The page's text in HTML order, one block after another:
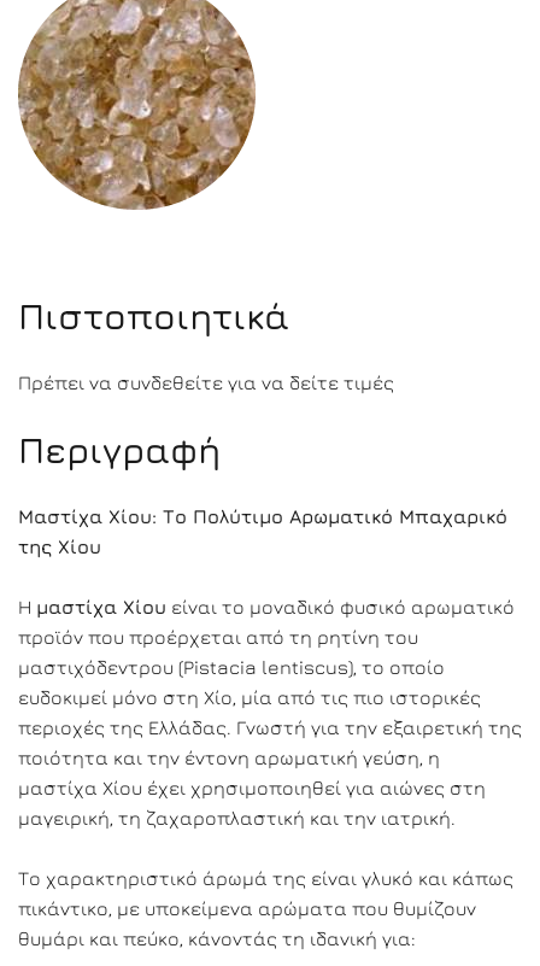
Πιστοποιητικά
Πρέπει να συνδεθείτε για να δείτε τιμές
Περιγραφή
Μαστίχα Χίου: Το Πολύτιμο Αρωματικό Μπαχαρικό
της Χίου
Η μαστίχα Χίου είναι το μοναδικό φυσικό αρωματικό
προϊόν που προέρχεται από τη ρητίνη του
μαστιχόδεντρου (Pistacia lentiscus), το οποίο
ευδοκιμεί μόνο στη Χίο, μία από τις πιο ιστορικές
περιοχές της Ελλάδας. Γνωστή για την εξαιρετική της
ποιότητα και την έντονη αρωματική γεύση, η
μαστίχα Χίου έχει χρησιμοποιηθεί για αιώνες στη
μαγειρική, τη ζαχαροπλαστική και την ιατρική.
Το χαρακτηριστικό άρωμά της είναι γλυκό και κάπως
πικάντικο, με υποκείμενα αρώματα που θυμίζουν
θυμάρι και πεύκο, κάνοντάς τη ιδανική για: